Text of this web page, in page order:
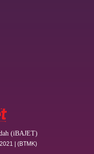
(iBAJET)
| (BTMK)